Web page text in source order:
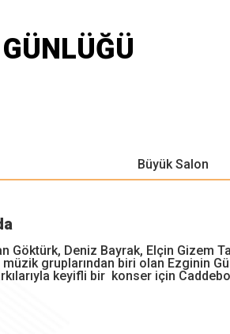
Büyük Salon
Göktürk, Deniz Bayrak, Elçin Gizem
müzik gruplarından biri olan Ezginin
keyifli bir konser için